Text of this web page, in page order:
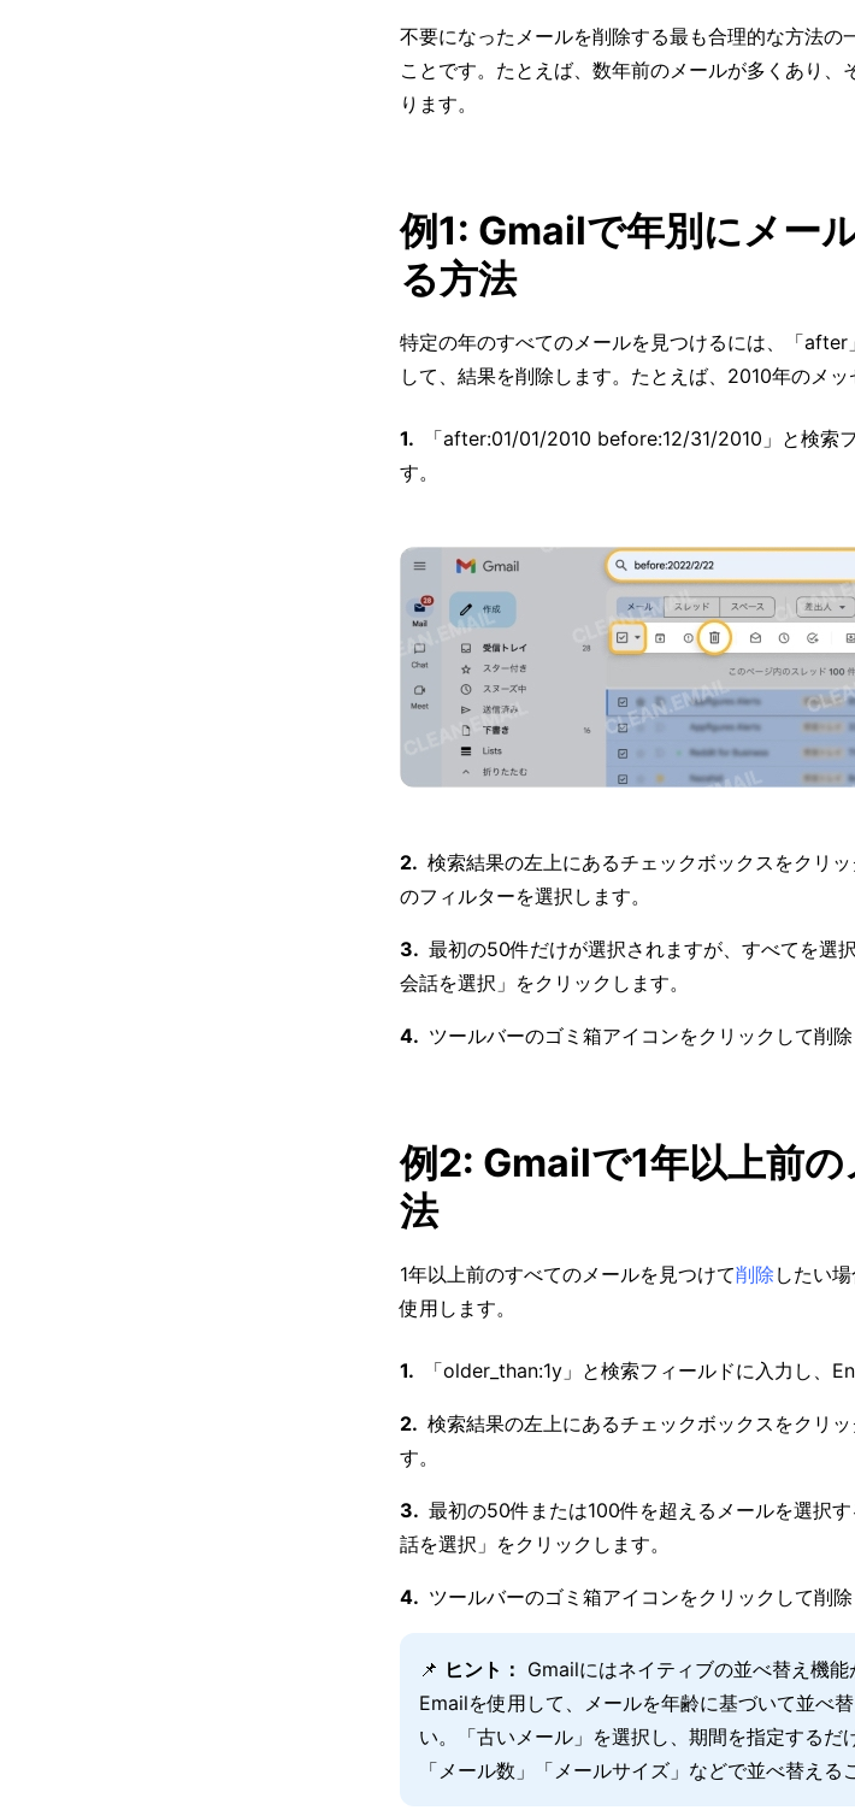
不要になったメールを削除する最も合理的な方法の
ことです。たとえば、数年前のメールが多くあり
ります。
例1: Gmailで年別にメー
る方法
特定の年のすべてのメールを見つけるには、「
して、結果を削除します。たとえば、2010年のメ
「after:01/01/2010 before:12/31/2010」と検索
す。
検索結果の左上にあるチェックボックスをクリ
のフィルターを選択します。
最初の50件だけが選択されますが、すべてを選
会話を選択」をクリックします。
ツールバーのゴミ箱アイコンをクリックして削除
例2: Gmailで1年以上前
法
1年以上前のすべてのメールを見つけて削除 したい
使用します。
「older_than:1y」と検索フィールドに入力し、
検索結果の左上にあるチェックボックスをクリ
す。
最初の50件または100件を超えるメールを選択
話を選択」をクリックします。
ツールバーのゴミ箱アイコンをクリックして削
📌 ヒント： Gmailにはネイティブの並べ替え機
Emailを使用して、メールを年齢に基づいて並べ
い。「古いメール」を選択し、期間を指定するだ
「メール数」「メールサイズ」などで並べ替える